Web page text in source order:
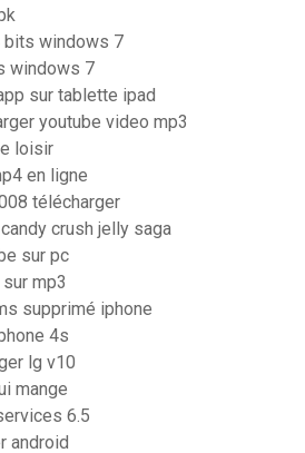
bits windows 7
windows 7
sur tablette ipad
youtube video mp3
loisir
en ligne
télécharger
crush jelly saga
sur pc
mp3
supprimé iphone
4s
lg v10
mange
6.5
android